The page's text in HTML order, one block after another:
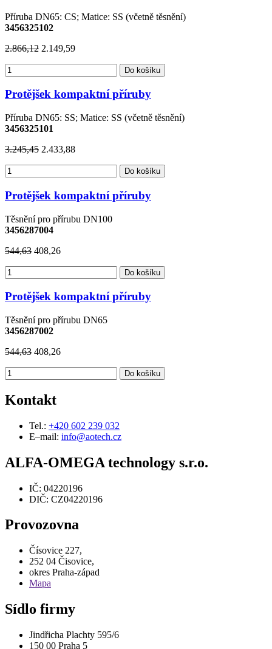
Příruba DN65: CS; Matice: SS (včetně těsnění)
3456325102
2.866,12 2.149,59
Do košíku
Protějšek kompaktní příruby
Příruba DN65: SS; Matice: SS (včetně těsnění)
3456325101
3.245,45 2.433,88
Do košíku
Protějšek kompaktní příruby
Těsnění pro přírubu DN100
3456287004
544,63 408,26
Do košíku
Protějšek kompaktní příruby
Těsnění pro přírubu DN65
3456287002
544,63 408,26
Do košíku
Kontakt
Tel.: +420 602 239 032
E–mail: info@aotech.cz
ALFA-OMEGA technology s.r.o.
IČ: 04220196
DIČ: CZ04220196
Provozovna
Čísovice 227,
252 04 Čisovice,
okres Praha-západ
Mapa
Sídlo firmy
Jindřicha Plachty 595/6
150 00 Praha 5